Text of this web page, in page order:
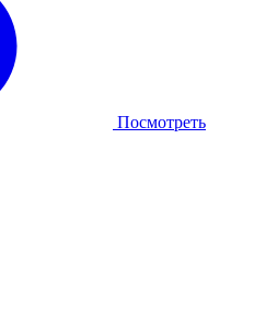
Посмотреть